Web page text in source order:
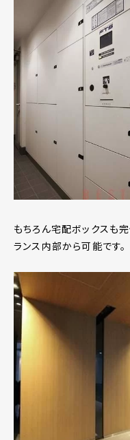
もちろん宅配ボックスも
ランス内部から可能です。